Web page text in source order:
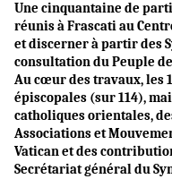
Une cinquantaine de
réunis à Frascati au
et discerner à partir des
consultation du Peuple
Au cœur des travaux, les
épiscopales (sur 114),
catholiques orientales,
Associations et
Vatican et des
Secrétariat général du